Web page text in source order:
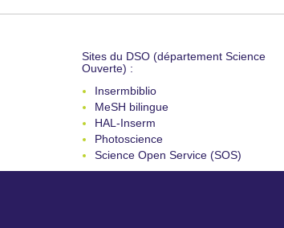
Sites du DSO (département Science
Ouverte) :
Insermbiblio
MeSH bilingue
HAL-Inserm
Photoscience
Science Open Service (SOS)